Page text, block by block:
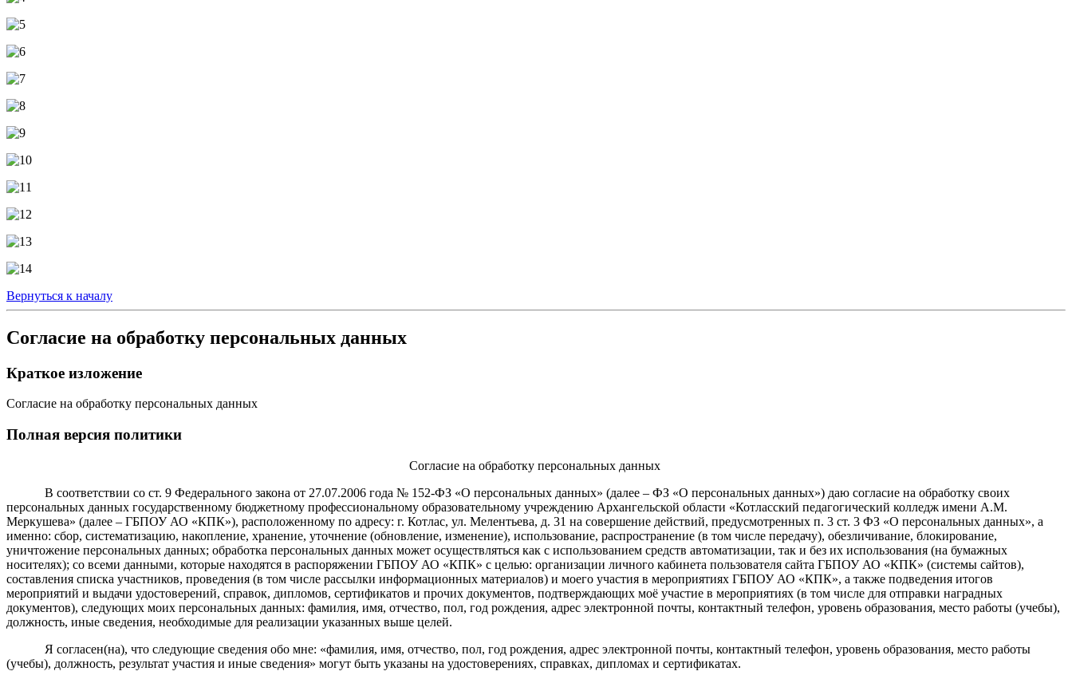
Вернуться к началу
Согласие на обработку персональных данных
Краткое изложение
Согласие на обработку персональных данных
Полная версия политики
Согласие на обработку персональных данных
В соответствии со ст. 9 Федерального закона от 27.07.2006 года № 152-ФЗ «О персональных данных» (далее – ФЗ «О персональных данных») даю согласие на обработку своих
персональных данных государственному бюджетному профессиональному образовательному учреждению Архангельской области «Котласский педагогический колледж имени А.М.
Меркушева» (далее – ГБПОУ АО «КПК»), расположенному по адресу: г. Котлас, ул. Мелентьева, д. 31 на совершение действий, предусмотренных п. 3 ст. 3 ФЗ «О персональных данных», а
именно: сбор, систематизацию, накопление, хранение, уточнение (обновление, изменение), использование, распространение (в том числе передачу), обезличивание, блокирование,
уничтожение персональных данных; обработка персональных данных может осуществляться как с использованием средств автоматизации, так и без их использования (на бумажных
носителях); со всеми данными, которые находятся в распоряжении ГБПОУ АО «КПК» с целью: организации личного кабинета пользователя сайта ГБПОУ АО «КПК» (системы сайтов),
составления списка участников, проведения (в том числе рассылки информационных материалов) и моего участия в мероприятиях ГБПОУ АО «КПК», а также подведения итогов
мероприятий и выдачи удостоверений, справок, дипломов, сертификатов и прочих документов, подтверждающих моё участие в мероприятиях (в том числе для отправки наградных
документов), следующих моих персональных данных: фамилия, имя, отчество, пол, год рождения, адрес электронной почты, контактный телефон, уровень образования, место работы (учебы),
должность, иные сведения, необходимые для реализации указанных выше целей.
Я согласен(на), что следующие сведения обо мне: «фамилия, имя, отчество, пол, год рождения, адрес электронной почты, контактный телефон, уровень образования, место работы
(учебы), должность, результат участия и иные сведения» могут быть указаны на удостоверениях, справках, дипломах и сертификатах.